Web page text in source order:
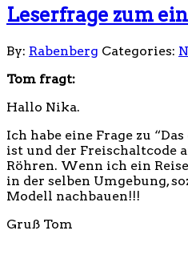
Leserfrage zum
By: Rabenberg Categories:
Tom fragt:
Hallo Nika.
Ich habe eine Frage zu
ist und der Freischaltcode
Röhren. Wenn ich ein
in der selben Umgebung,
Modell nachbauen!!!
Gruß Tom